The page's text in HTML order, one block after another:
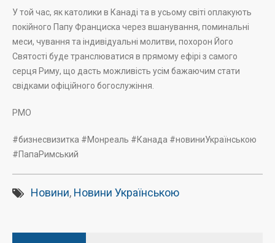
У той час, як католики в Канаді та в усьому світі оплакують
покійного Папу Франциска через вшанування, поминальні
меси, чування та індивідуальні молитви, похорон Його
Святості буде транслюватися в прямому ефірі з самого
серця Риму, що дасть можливість усім бажаючим стати
свідками офіційного богослужіння.
РМО
#бизнесвизитка #Монреаль #Канада #новиниУкраїнською
#ПапаРимський
Новини, Новини Українською